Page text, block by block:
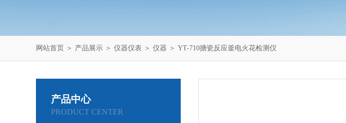
网站首页 ＞ 产品展示 ＞ 仪器仪表 ＞ 仪器 ＞ YT-710搪瓷反应釜电火花检测仪
产品中心
PRODUCT CENTER